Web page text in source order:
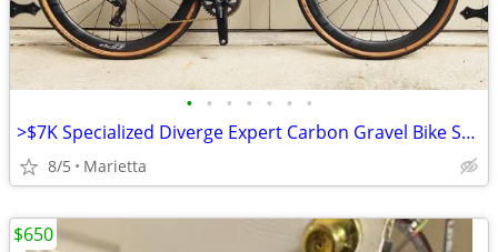
• • • • • • •
>$7K Specialized Diverge Expert Carbon Gravel Bike Shimano GRX di2 Zipp 303 58cm
8/5 Marietta
$650